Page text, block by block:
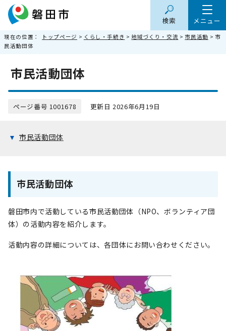
メニュー
検索
現在の位置： トップページ > くらし・手続き >地域づくり・交流 > 市民活動 > 市
民活動団体
市民活動団体
ページ番号 1001678 更新日 2026年6月19日
市民活動団体
市民活動団体
磐田市内で活動している市民活動団体（NPO、ボランティア団
体）の活動内容を紹介します。
活動内容の詳細については、各団体にお問い合わせください。